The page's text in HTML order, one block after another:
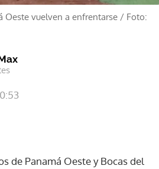
Oeste vuelven a enfrentarse / Foto:
de Panamá Oeste y Bocas del